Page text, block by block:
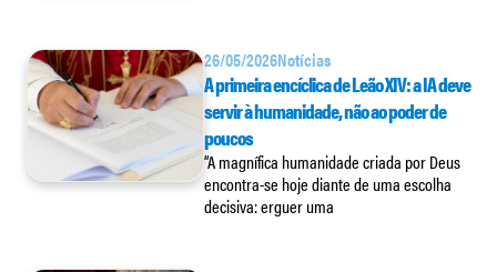
26/05/2026Notícias
A primeira encíclica de Leão XIV: a IA deve
servir à humanidade, não ao poder de
poucos
“A magnífica humanidade criada por Deus
encontra-se hoje diante de uma escolha
decisiva: erguer uma